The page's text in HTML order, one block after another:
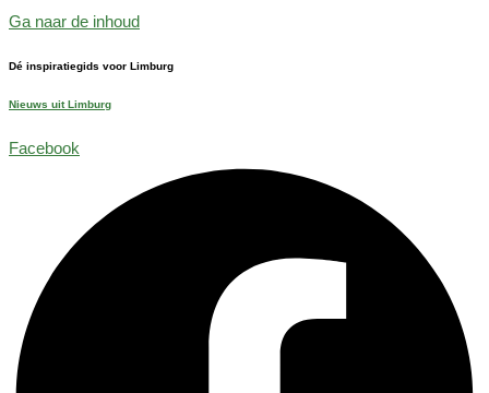
Ga naar de inhoud
Dé inspiratiegids voor Limburg
Nieuws uit Limburg
Facebook